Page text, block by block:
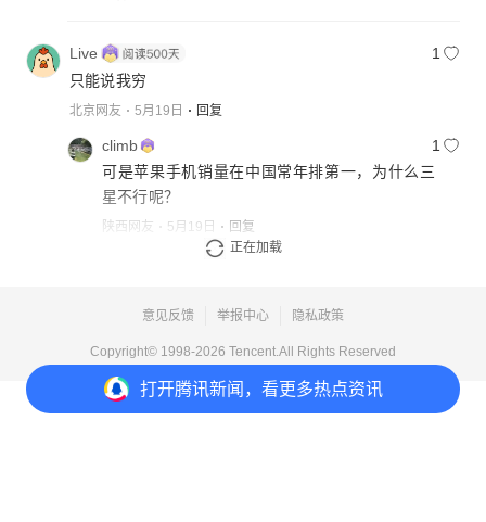
打开腾讯新闻，看更多热点资讯
Live
1
只能说我穷
北京网友 5月19日 回复
climb
1
可是苹果手机销量在中国常年排第一，为什么三
星不行呢？
陕西网友 5月19日 回复
正在加载
意见反馈 举报中心 隐私政策
Copyright© 1998-2026 Tencent.All Rights Reserved